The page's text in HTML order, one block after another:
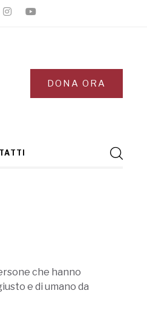
DONA ORA
che hanno
e di umano da